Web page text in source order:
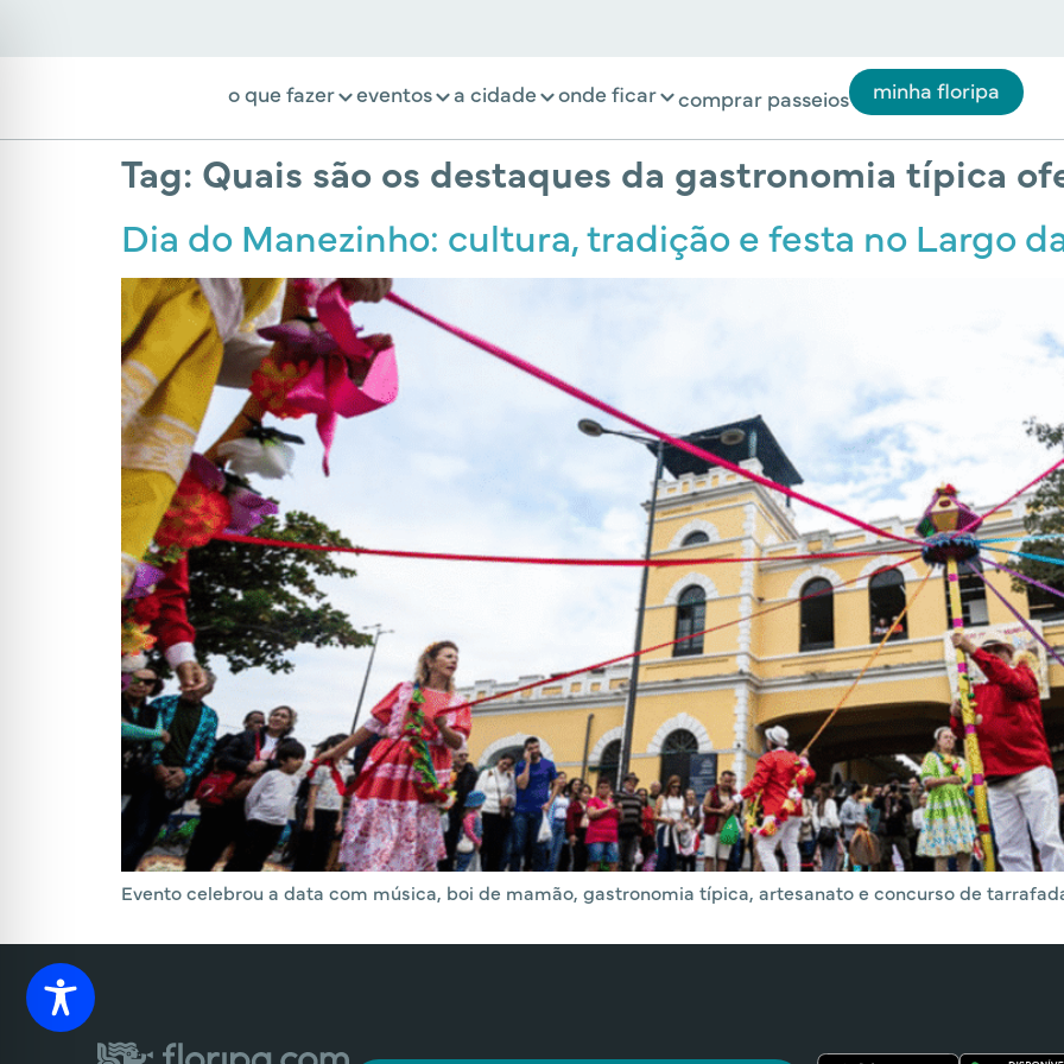
o que fazer eventos a cidade onde ficar comprar passeios minha floripa
Tag: Quais são os destaques da gastronomia típica
Dia do Manezinho: cultura, tradição e festa no Largo
Evento celebrou a data com música, boi de mamão, gastronomia típica, artesanato e concurso de